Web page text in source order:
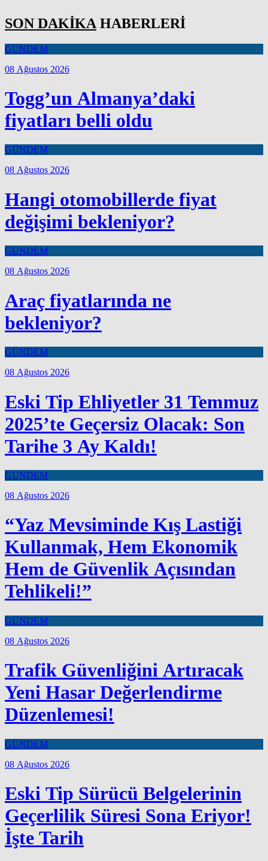
SON DAKİKA HABERLERİ
GÜNDEM
08 Ağustos 2026
Togg’un Almanya’daki
fiyatları belli oldu
GÜNDEM
08 Ağustos 2026
Hangi otomobillerde fiyat
değişimi bekleniyor?
GÜNDEM
08 Ağustos 2026
Araç fiyatlarında ne
bekleniyor?
GÜNDEM
08 Ağustos 2026
Eski Tip Ehliyetler 31 Temmuz
2025’te Geçersiz Olacak: Son
Tarihe 3 Ay Kaldı!
GÜNDEM
08 Ağustos 2026
“Yaz Mevsiminde Kış Lastiği
Kullanmak, Hem Ekonomik
Hem de Güvenlik Açısından
Tehlikeli!”
GÜNDEM
08 Ağustos 2026
Trafik Güvenliğini Artıracak
Yeni Hasar Değerlendirme
Düzenlemesi!
GÜNDEM
08 Ağustos 2026
Eski Tip Sürücü Belgelerinin
Geçerlilik Süresi Sona Eriyor!
İşte Tarih